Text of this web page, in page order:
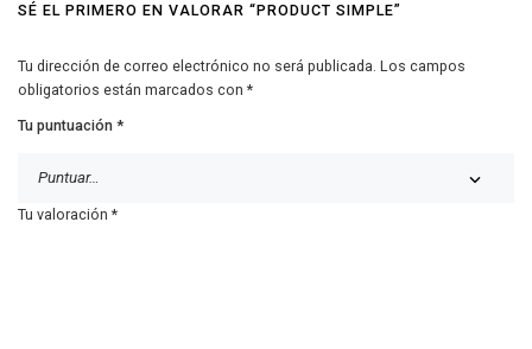
SÉ EL PRIMERO EN VALORAR “PRODUCT SIMPLE”
Tu dirección de correo electrónico no será publicada. Los campos
obligatorios están marcados con *
Tu puntuación *
Tu valoración *